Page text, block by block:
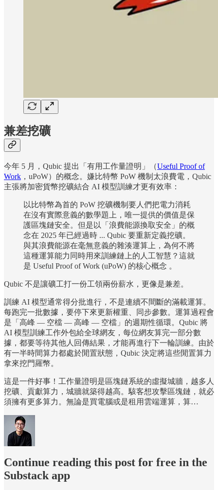
兼差挖礦
今年 5 月，Qubic 提出「有用工作量證明」（Useful Proof of
Work ，uPoW）的概念。嫌比特幣 PoW 機制太浪費電，Qubic
主張將加密貨幣挖礦結合 AI 模型訓練才更有效率：
以比特幣為首的 PoW 挖礦機制要人們把電力消耗
在沒有實際意義的數學題上，唯一提供的價值是保
護區塊鏈安全。但是以「浪費能源換取安全」的概
念在 2025 年已經過時 ... Qubic 要重新定義挖礦。
與其浪費能源在毫無意義的雜湊運算上，為何不將
這種運算能力同時用來訓練鏈上的人工智慧？這就
是 Useful Proof of Work (uPoW) 的核心概念 。
Qubic 不是讓礦工打一份工領兩份薪水，更像是兼差。
訓練 AI 模型通常得分批進行，不是連續不間斷的滿載運算。
每跑完一批數據，要停下來更新權重、同步參數。運算過程會
是「高峰 — 空檔 — 高峰 — 空檔」的週期性循環。Qubic 將
AI 模型訓練工作外包給全球網友，每位網友算完一部分數
據，都要等待其他人回傳結果，才能再進行下一輪訓練。由於
有一半時間算力都處於閒置狀態，Qubic 決定將這些閒置算力
拿來挖門羅幣。
這是一件好事！工作量證明是區塊鏈系統的虛擬城牆，越多人
挖礦、貢獻算力，城牆就築得越高。駭客想攻擊區塊鏈，就必
須擁有更多算力。無論是買電腦或是租用雲端運算，算…
Continue reading this post for free in the
Substack app